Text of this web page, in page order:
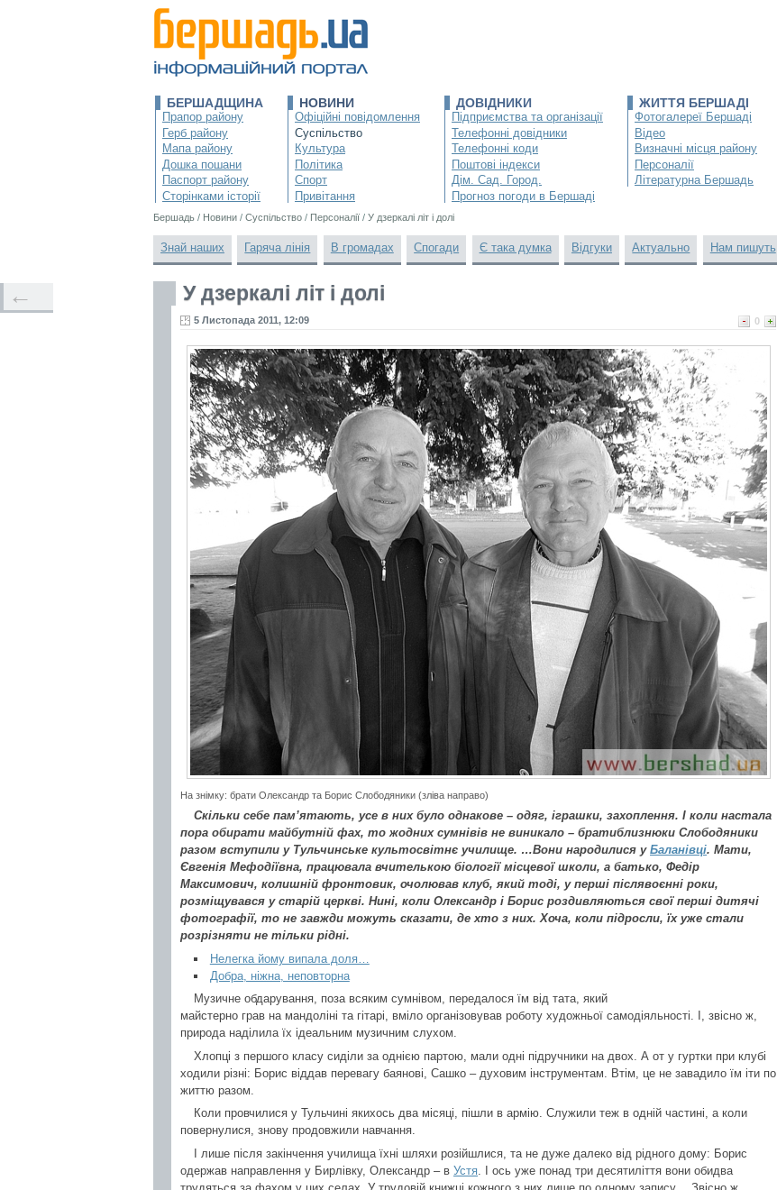
БЕРШАДЩИНА
Прапор району
Герб району
Мапа району
Дошка пошани
Паспорт району
Сторінками історії
НОВИНИ
Офіційні повідомлення
Суспільство
Культура
Політика
Спорт
Привітання
ДОВІДНИКИ
Підприємства та організації
Телефонні довідники
Телефонні коди
Поштові індекси
Дім. Сад. Город.
Прогноз погоди в Бершаді
ЖИТТЯ БЕРШАДІ
Фотогалереї Бершаді
Відео
Визначні місця району
Персоналії
Літературна Бершадь
Бершадь / Новини / Суспільство / Персоналії / У дзеркалі літ і долі
Знай наших Гаряча лінія В громадах Спогади Є така думка Відгуки Актуально Нам пишуть
У дзеркалі літ і долі
0
5 Листопада 2011, 12:09
На знімку: брати Олександр та Борис Слободяники (зліва направо)
Скільки себе пам’ятають, усе в них було однакове – одяг, іграшки, захоплення. І коли настала
пора обирати майбутній фах, то жодних сумнівів не виникало – братиблизнюки Слободяники
разом вступили у Тульчинське культосвітнє училище. …Вони народилися у Баланівці. Мати,
Євгенія Мефодіївна, працювала вчителькою біології місцевої школи, а батько, Федір
Максимович, колишній фронтовик, очолював клуб, який тоді, у перші післявоєнні роки,
розміщувався у старій церкві. Нині, коли Олександр і Борис роздивляються свої перші дитячі
фотографії, то не завжди можуть сказати, де хто з них. Хоча, коли підросли, їх уже стали
розрізняти не тільки рідні.
Нелегка йому випала доля…
Добра, ніжна, неповторна
Музичне обдарування, поза всяким сумнівом, передалося їм від тата, який
майстерно грав на мандоліні та гітарі, вміло організовував роботу художньої самодіяльності. І, звісно ж,
природа наділила їх ідеальним музичним слухом.
Хлопці з першого класу сиділи за однією партою, мали одні підручники на двох. А от у гуртки при клубі
ходили різні: Борис віддав перевагу баянові, Сашко – духовим інструментам. Втім, це не завадило їм іти по
життю разом.
Коли провчилися у Тульчині якихось два місяці, пішли в армію. Служили теж в одній частині, а коли
повернулися, знову продовжили навчання.
І лише після закінчення училища їхні шляхи розійшлися, та не дуже далеко від рідного дому: Борис
одержав направлення у Бирлівку, Олександр – в Устя . І ось уже понад три десятиліття вони обидва
←